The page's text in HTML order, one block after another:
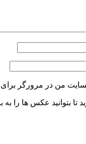
من در مرورگر
تا بتوانید عکس ها را